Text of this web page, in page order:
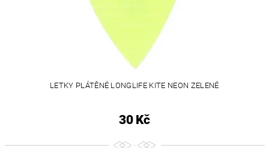
LETKY PLÁTĚNÉ LONGLIFE KITE NEON ZELENÉ
30 Kč